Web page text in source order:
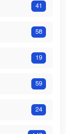
41
58
19
59
24